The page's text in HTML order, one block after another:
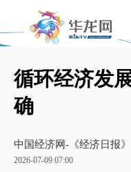
循环经济发
确
中国经济网-《经济日报》
2026-07-09 07:00